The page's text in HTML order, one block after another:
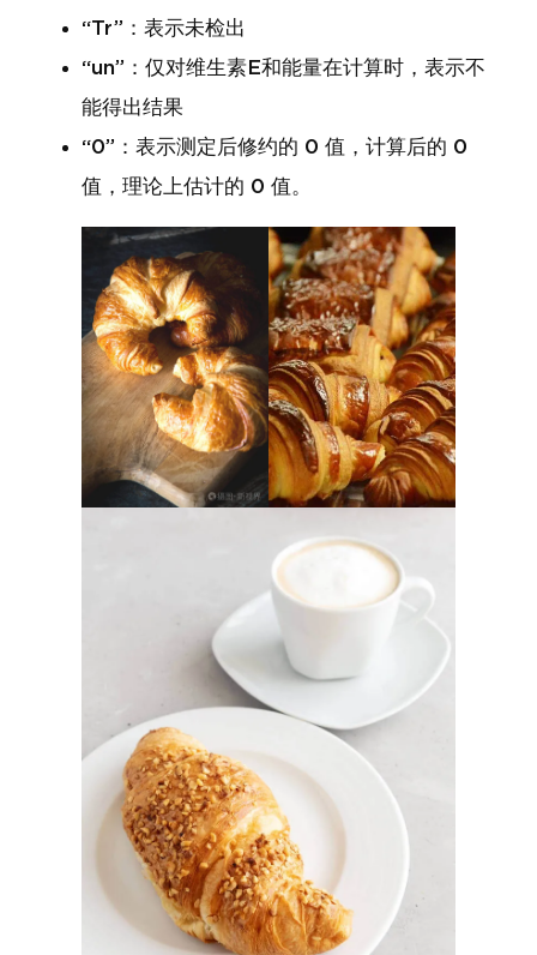
“Tr”：表示未检出
“un”：仅对维生素E和能量在计算时，表示不
能得出结果
“0”：表示测定后修约的 0 值，计算后的 0
值，理论上估计的 0 值。